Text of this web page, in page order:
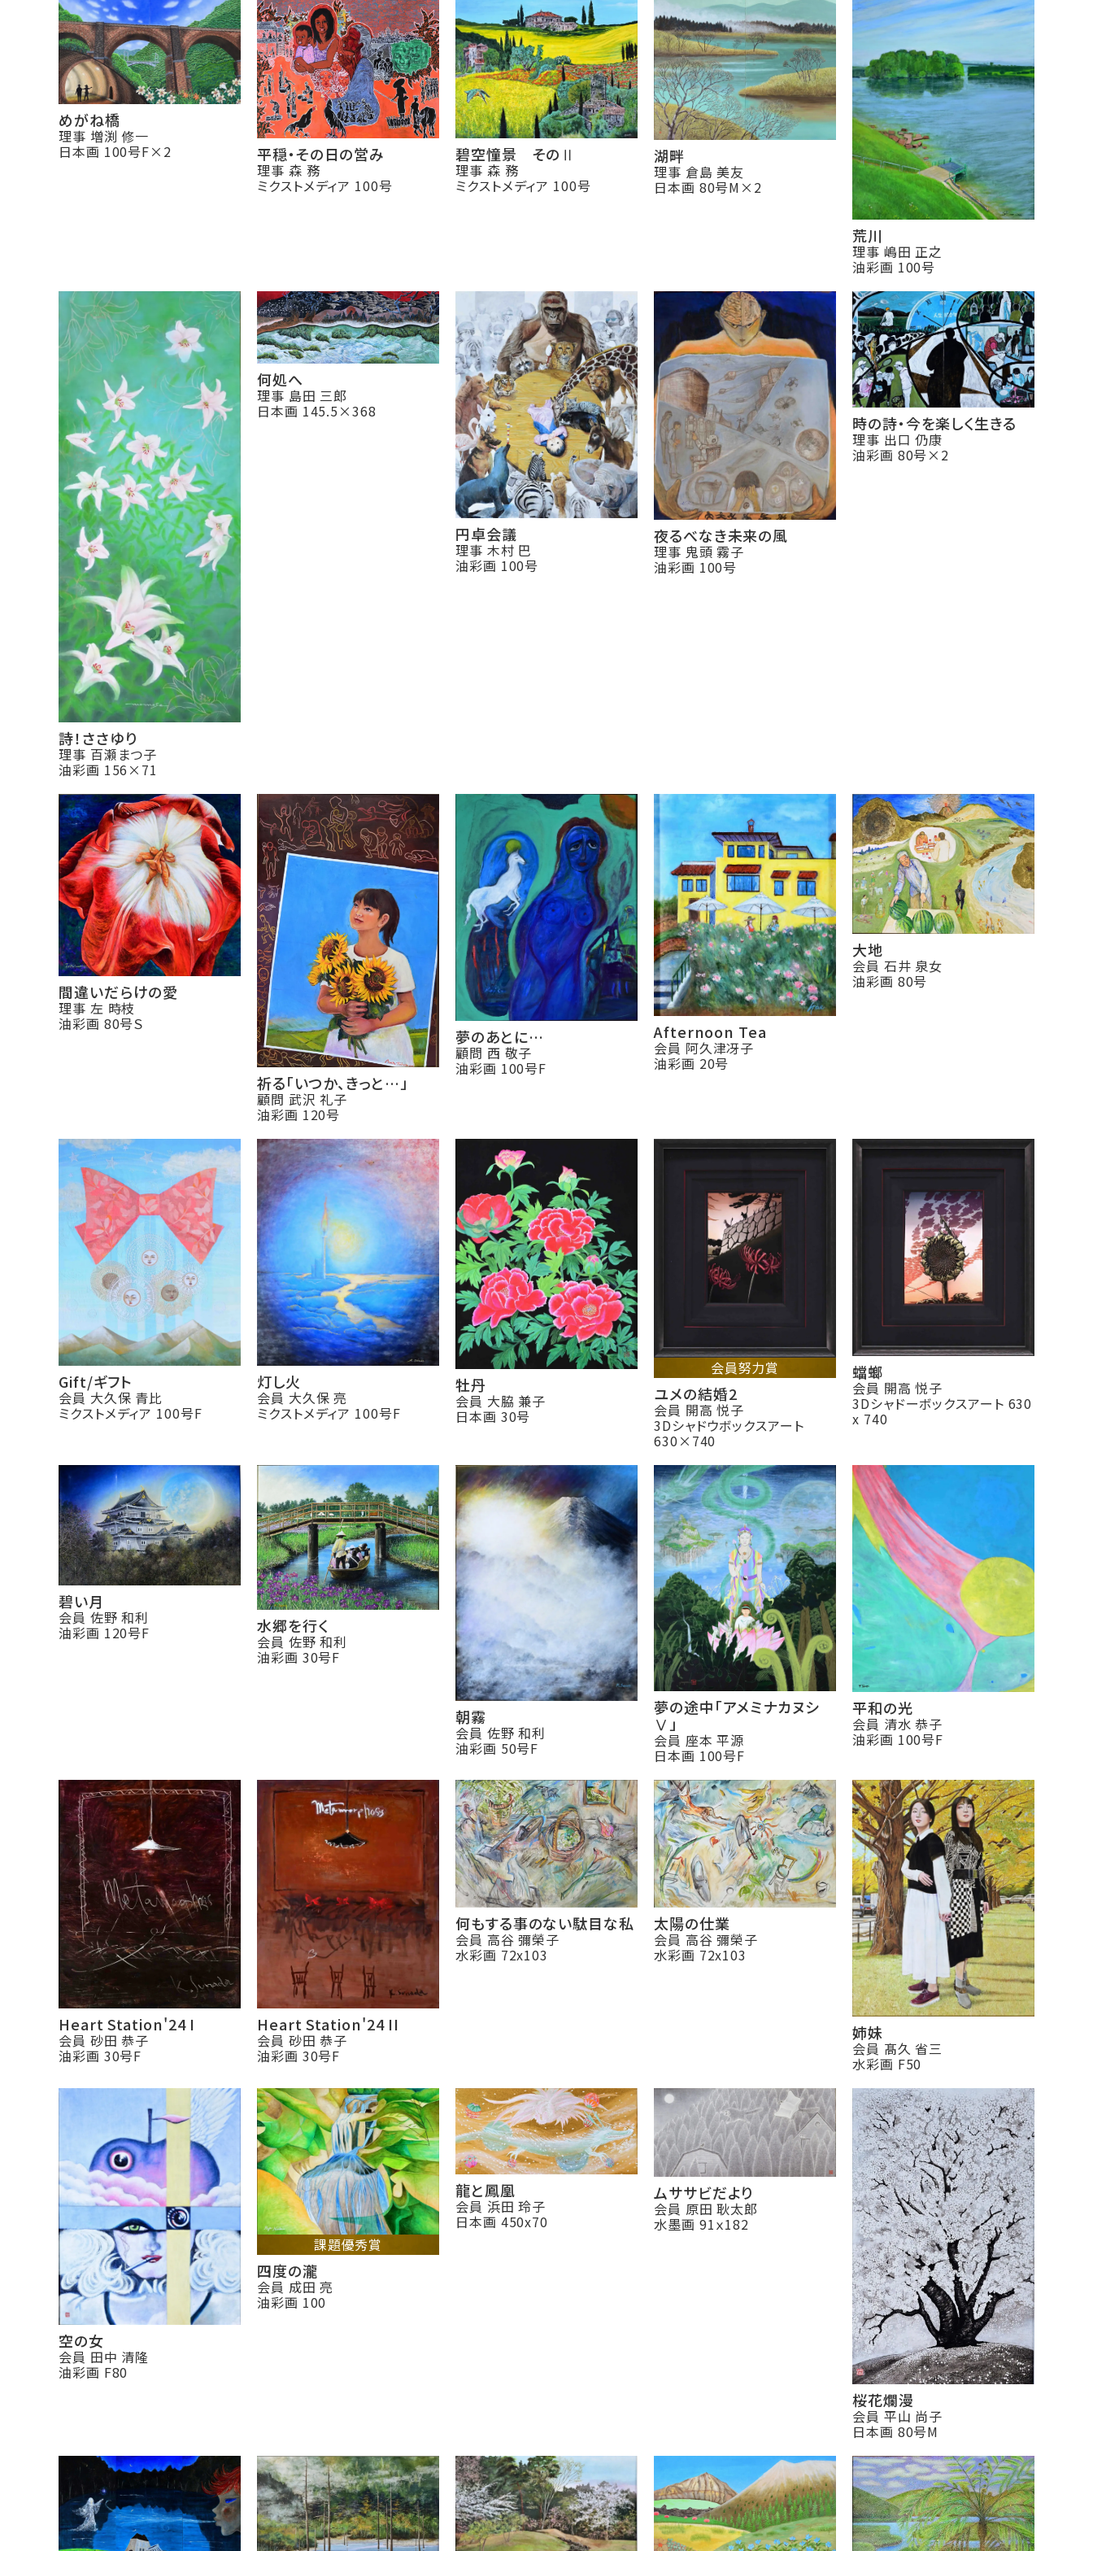
めがね橋
理事 増渕 修一
日本画 100号F×2 平穏・その日の営み
理事 森 務
ミクストメディア 100号
碧空憧景 そのⅡ
理事 森 務
ミクストメディア 100号
湖畔
理事 倉島 美友
日本画 80号M×2
荒川
理事 嶋田 正之
油彩画 100号
詩！ささゆり
理事 百瀬まつ子
油彩画 156×71
何処へ
理事 島田 三郎
日本画 145.5×368
円卓会議
理事 木村 巴
油彩画 100号
夜るべなき未来の風
理事 鬼頭 霧子
油彩画 100号
時の詩・今を楽しく生きる
理事 出口 仍康
油彩画 80号×2
間違いだらけの愛
理事 左 時枝
油彩画 80号Ｓ
祈る「いつか、きっと…」
顧問 武沢 礼子
油彩画 120号
夢のあとに…
顧問 西 敬子
油彩画 100号F
Afternoon Tea
会員 阿久津冴子
油彩画 20号
大地
会員 石井 泉女
油彩画 80号
Gift/ギフト
会員 大久保 青比
ミクストメディア 100号F
灯し火
会員 大久保 亮
ミクストメディア 100号F
牡丹
会員 大脇 兼子
日本画 30号
会員努力賞
ユメの結婚2
会員 開高 悦子
3Dシャドウボックスアート
630×740
蟷螂
会員 開高 悦子
3Dシャドーボックスアート 630
x 740
碧い月
会員 佐野 和利
油彩画 120号F 水郷を行く
会員 佐野 和利
油彩画 30号F
朝霧
会員 佐野 和利
油彩画 50号F
夢の途中「アメミナカヌシ
Ⅴ」
会員 座本 平源
日本画 100号F
平和の光
会員 清水 恭子
油彩画 100号F
Heart Station'24 I
会員 砂田 恭子
油彩画 30号F
Heart Station'24 II
会員 砂田 恭子
油彩画 30号F
何もする事のない駄目な私
会員 高谷 彌榮子
水彩画 72x103
太陽の仕業
会員 高谷 彌榮子
水彩画 72x103
姉妹
会員 髙久 省三
水彩画 F50
空の女
会員 田中 清隆
油彩画 F80
課題優秀賞
四度の瀧
会員 成田 亮
油彩画 100
龍と鳳凰
会員 浜田 玲子
日本画 450x70
ムササビだより
会員 原田 耿太郎
水墨画 91ｘ182
桜花爛漫
会員 平山 尚子
日本画 80号M